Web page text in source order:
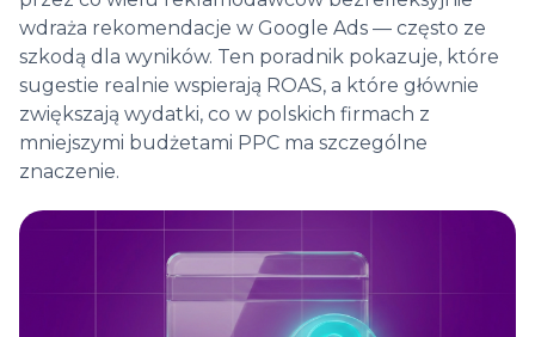
wdraża rekomendacje w Google Ads — często ze
szkodą dla wyników. Ten poradnik pokazuje, które
sugestie realnie wspierają ROAS, a które głównie
zwiększają wydatki, co w polskich firmach z
mniejszymi budżetami PPC ma szczególne
znaczenie.